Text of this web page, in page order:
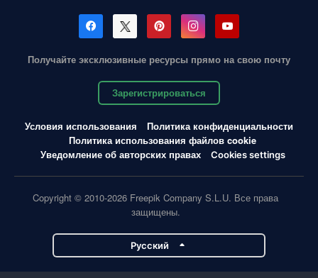
Получайте эксклюзивные ресурсы прямо на свою почту
Зарегистрироваться
Условия использования
Политика конфиденциальности
Политика использования файлов cookie
Уведомление об авторских правах
Cookies settings
Copyright © 2010-2026 Freepik Company S.L.U. Все права
защищены.
Pусский